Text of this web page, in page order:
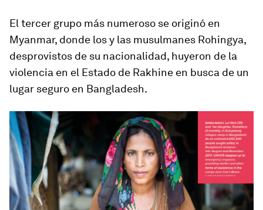
El tercer grupo más numeroso se originó en
Myanmar, donde los y las musulmanes Rohingya,
desprovistos de su nacionalidad, huyeron de la
violencia en el Estado de Rakhine en busca de un
lugar seguro en Bangladesh.